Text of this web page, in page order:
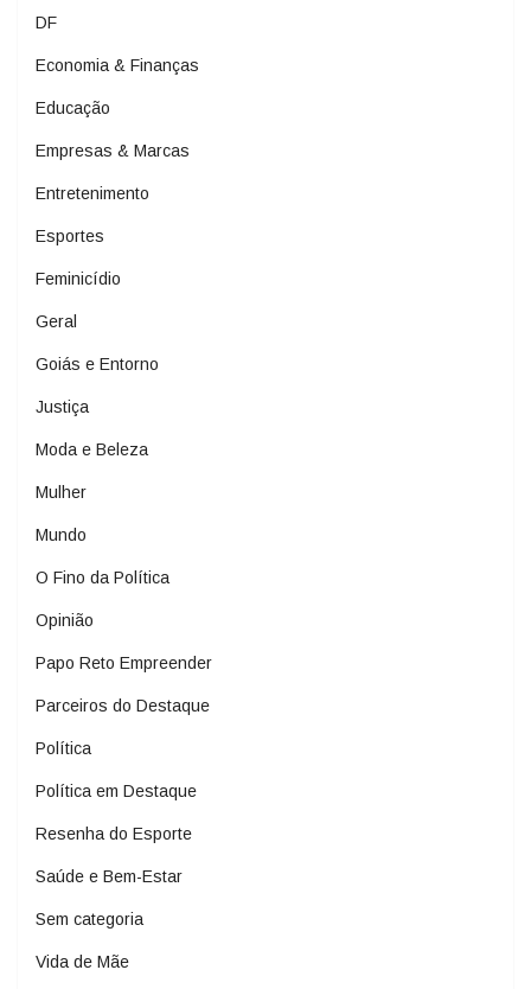
DF
Economia & Finanças
Educação
Empresas & Marcas
Entretenimento
Esportes
Feminicídio
Geral
Goiás e Entorno
Justiça
Moda e Beleza
Mulher
Mundo
O Fino da Política
Opinião
Papo Reto Empreender
Parceiros do Destaque
Política
Política em Destaque
Resenha do Esporte
Saúde e Bem-Estar
Sem categoria
Vida de Mãe